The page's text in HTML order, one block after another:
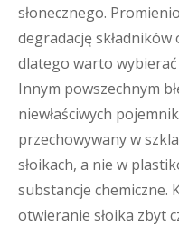
słonecznego.
degradację składników
dlatego warto wybierać
Innym powszechnym
niewłaściwych
przechowywany w
słoikach, a nie w
substancje chemiczne.
otwieranie słoika zbyt